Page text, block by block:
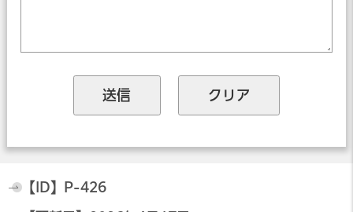
【ID】 P-426